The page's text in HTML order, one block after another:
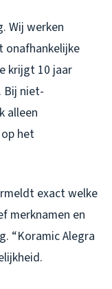
Wij werken
onafhankelijke
krijgt 10 jaar
Bij niet-
alleen
het
exact welke
merknamen en
“Koramic Alegra